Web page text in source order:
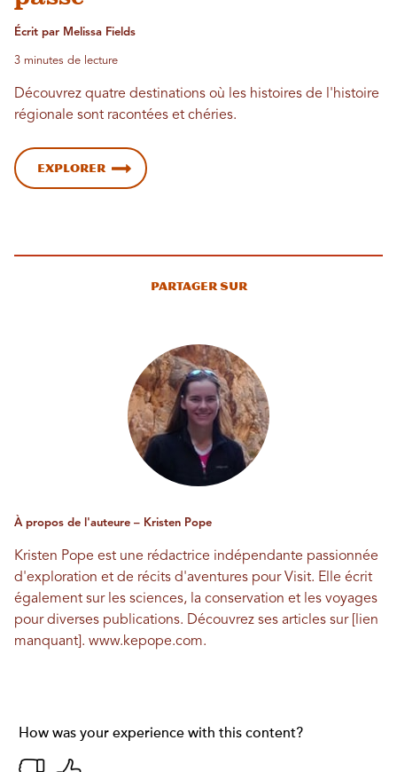
Écrit par Melissa Fields
3 minutes de lecture
Découvrez quatre destinations où les histoires de l'histoire
régionale sont racontées et chéries.
Explorer
Partager sur
À propos de l'auteure – Kristen Pope
Kristen Pope est une rédactrice indépendante passionnée
d'exploration et de récits d'aventures pour Visit. Elle écrit
également sur les sciences, la conservation et les voyages
pour diverses publications. Découvrez ses articles sur [lien
manquant]. www.kepope.com.